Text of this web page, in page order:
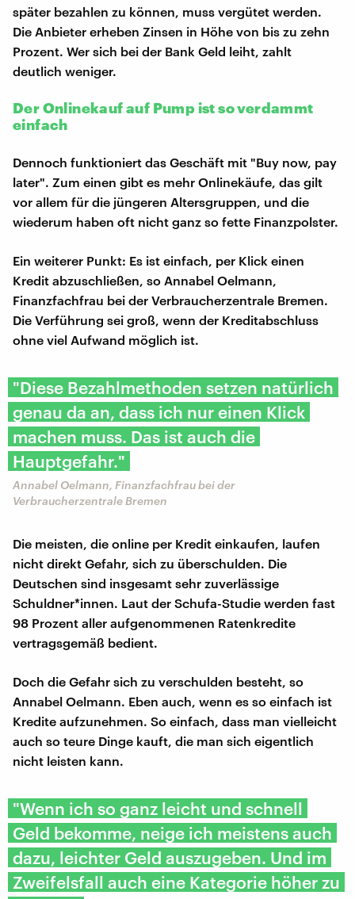
später bezahlen zu können, muss vergütet werden.
Die Anbieter erheben Zinsen in Höhe von bis zu zehn
Prozent. Wer sich bei der Bank Geld leiht, zahlt
deutlich weniger.
Der Onlinekauf auf Pump ist so verdammt
einfach
Dennoch funktioniert das Geschäft mit "Buy now, pay
later". Zum einen gibt es mehr Onlinekäufe, das gilt
vor allem für die jüngeren Altersgruppen, und die
wiederum haben oft nicht ganz so fette Finanzpolster.
Ein weiterer Punkt: Es ist einfach, per Klick einen
Kredit abzuschließen, so Annabel Oelmann,
Finanzfachfrau bei der Verbraucherzentrale Bremen.
Die Verführung sei groß, wenn der Kreditabschluss
ohne viel Aufwand möglich ist.
"Diese Bezahlmethoden setzen natürlich
genau da an, dass ich nur einen Klick
machen muss. Das ist auch die
Hauptgefahr."
Annabel Oelmann, Finanzfachfrau bei der
Verbraucherzentrale Bremen
Die meisten, die online per Kredit einkaufen, laufen
nicht direkt Gefahr, sich zu überschulden. Die
Deutschen sind insgesamt sehr zuverlässige
Schuldner*innen. Laut der Schufa-Studie werden fast
98 Prozent aller aufgenommenen Ratenkredite
vertragsgemäß bedient.
Doch die Gefahr sich zu verschulden besteht, so
Annabel Oelmann. Eben auch, wenn es so einfach ist
Kredite aufzunehmen. So einfach, dass man vielleicht
auch so teure Dinge kauft, die man sich eigentlich
nicht leisten kann.
"Wenn ich so ganz leicht und schnell
Geld bekomme, neige ich meistens auch
dazu, leichter Geld auszugeben. Und im
Zweifelsfall auch eine Kategorie höher zu